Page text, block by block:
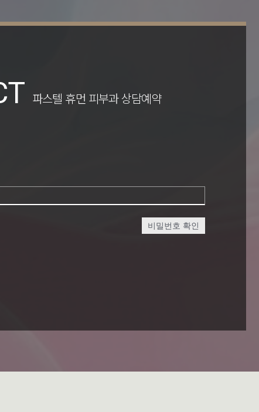
파스텔 휴먼 피부과 상담예약
비밀번호 확인